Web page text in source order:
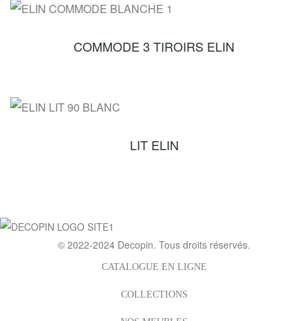
COMMODE 3 TIROIRS ELIN
LIT ELIN
© 2022-2024 Decopin. Tous droits réservés.
CATALOGUE EN LIGNE
COLLECTIONS